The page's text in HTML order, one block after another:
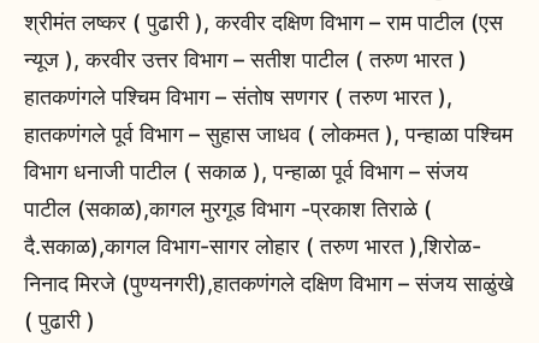
श्रीमंत लष्कर ( पुढारी ), करवीर दक्षिण विभाग – राम पाटील (एस
न्यूज ), करवीर उत्तर विभाग – सतीश पाटील ( तरुण भारत )
हातकणंगले पश्चिम विभाग – संतोष सणगर ( तरुण भारत ),
हातकणंगले पूर्व विभाग – सुहास जाधव ( लोकमत ), पन्हाळा पश्चिम
विभाग धनाजी पाटील ( सकाळ ), पन्हाळा पूर्व विभाग – संजय
पाटील (सकाळ),कागल मुरगूड विभाग -प्रकाश तिराळे (
दै.सकाळ),कागल विभाग-सागर लोहार ( तरुण भारत ),शिरोळ-
निनाद मिरजे (पुण्यनगरी),हातकणंगले दक्षिण विभाग – संजय साळुंखे
( पुढारी )